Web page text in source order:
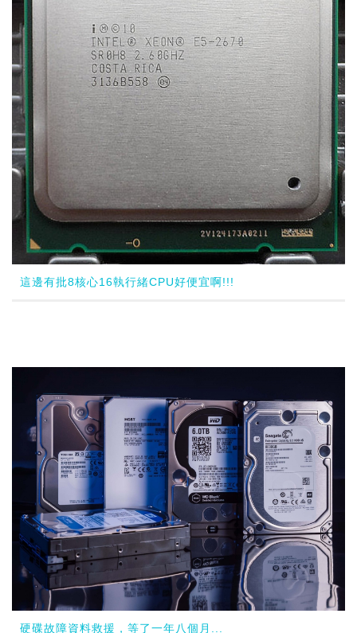
這邊有批8核心16執行緒CPU好便宜啊!!!
硬碟故障資料救援，等了一年八個月...